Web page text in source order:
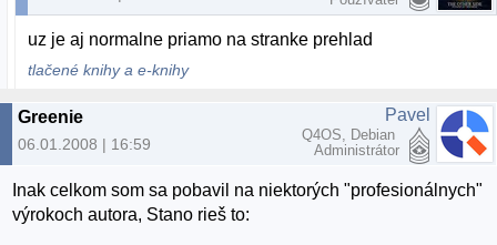
uz je aj normalne priamo na stranke prehlad
tlačené knihy a e-knihy
Greenie
06.01.2008 | 16:59
Pavel
Q4OS, Debian
Administrátor
Inak celkom som sa pobavil na niektorých "profesionálnych"
výrokoch autora, Stano rieš to: